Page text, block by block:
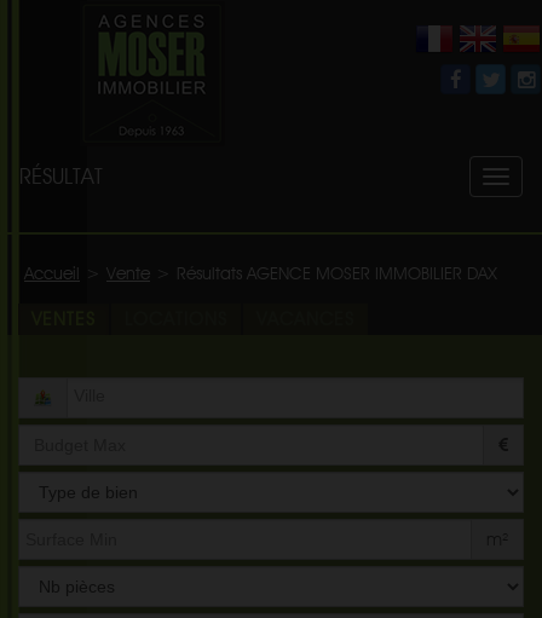
RÉSULTAT
Accueil Vente Résultats AGENCE MOSER IMMOBILIER DAX
Type